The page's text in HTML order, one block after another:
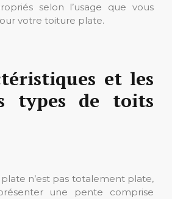
selon l’usage que vous
votre toiture plate.
et les
types de toits
n’est pas totalement plate,
une pente comprise